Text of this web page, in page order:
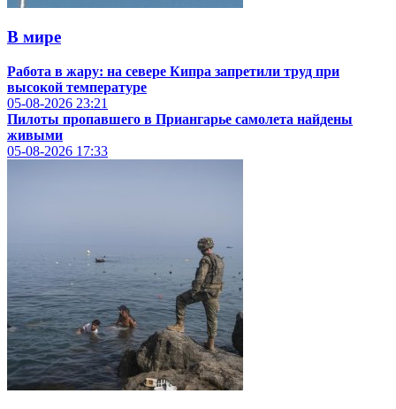
В мире
Работа в жару: на севере Кипра запретили труд при
высокой температуре
05-08-2026 23:21
Пилоты пропавшего в Приангарье самолета найдены
живыми
05-08-2026 17:33